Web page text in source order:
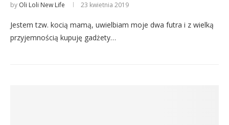
by Oli Loli New Life 23 kwietnia 2019
Jestem tzw. kocią mamą, uwielbiam moje dwa futra i z wielką
przyjemnością kupuję gadżety…